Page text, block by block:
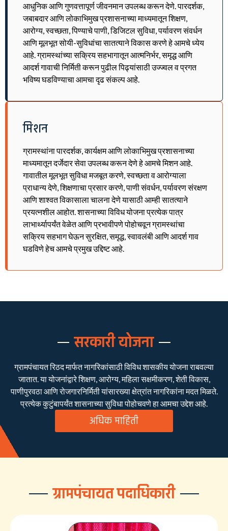
आधुनिक आणि गुणवत्तापूर्ण जीवनमान उपलब्ध करून देणे. पारदर्शक,
जबाबदार आणि लोकाभिमुख प्रशासनाच्या माध्यमातून शिक्षण,
आरोग्य, स्वच्छता, पिण्याचे पाणी, डिजिटल सुविधा, पर्यावरण संवर्धन
आणि मूलभूत सोयी-सुविधांचा सातत्याने विकास करणे हे आमचे ध्येय
आहे. ग्रामस्थांच्या सक्रिय सहभागातून आत्मनिर्भर, समृद्ध आणि
आदर्श गावाची निर्मिती करून पुढील पिढ्यांसाठी उज्ज्वल व प्रगत
भविष्य घडविण्याचा आमचा दृढ संकल्प आहे.
मिशन
ग्रामस्थांना पारदर्शक, कार्यक्षम आणि लोकाभिमुख प्रशासनाच्या
माध्यमातून दर्जेदार सेवा उपलब्ध करून देणे हे आमचे मिशन आहे.
गावातील मूलभूत सुविधा मजबूत करणे, स्वच्छता व आरोग्याला
प्राधान्य देणे, शिक्षणाचा प्रसार करणे, पाणी संवर्धन, पर्यावरण संरक्षण
आणि शाश्वत विकासाला चालना देणे यासाठी आम्ही सातत्याने
प्रयत्नशील आहोत. शासनाच्या विविध योजना प्रत्येक पात्र
लाभार्थ्यापर्यंत वेळेत आणि प्रभावीपणे पोहोचवून ग्रामस्थांचा
सक्रिय सहभाग घेऊन सुरक्षित, समृद्ध, स्वावलंबी आणि आदर्श गाव
घडविणे हेच आमचे प्रमुख उद्दिष्ट आहे.
सरकारी योजना
ग्रामपंचायत रिठद मार्फत नागरिकांसाठी विविध शासकीय योजना राबवल्या
जातात. या योजनांद्वारे शिक्षण, आरोग्य, महिला सक्षमीकरण, शेती विकास,
पाणीपुरवठा आणि रोजगारनिर्मिती यांसारख्या क्षेत्रांत नागरिकांना मदत मिळते.
प्रत्येक कुटुंबापर्यंत शासनाच्या सुविधा पोहोचवणे हा आमचा उद्देश आहे.
अधिक माहिती
ग्रामपंचायत पदाधिकारी